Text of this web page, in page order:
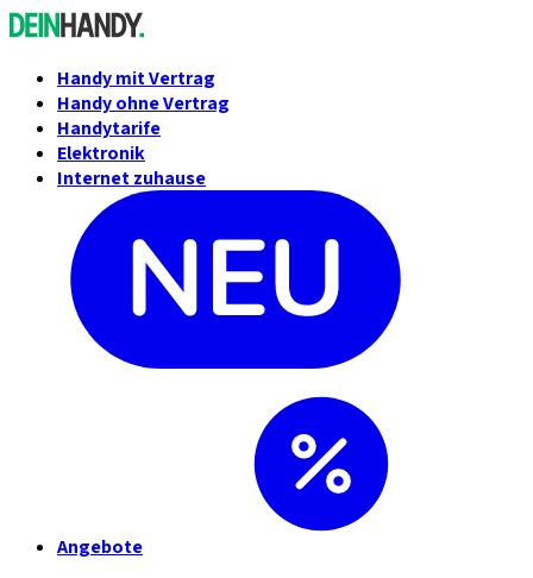
Handy mit Vertrag
Handy ohne Vertrag
Handytarife
Elektronik
Internet zuhause
Angebote